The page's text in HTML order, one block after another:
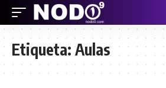
Etiqueta:Aulas